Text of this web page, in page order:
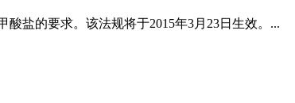
酸盐的要求。该法规将于2015年3月23日生效。...